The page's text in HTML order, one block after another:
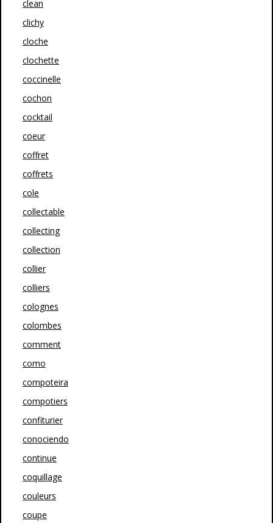
clean
clichy
cloche
clochette
coccinelle
cochon
cocktail
coeur
coffret
coffrets
cole
collectable
collecting
collection
collier
colliers
colognes
colombes
comment
como
compoteira
compotiers
confiturier
conociendo
continue
coquillage
couleurs
coupe